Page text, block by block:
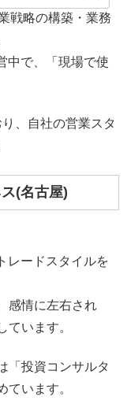
戦略の構築・業務
中で、「現場で使
、自社の営業スタ
(名古屋)
レードスタイルを
感情に左右され
います。
「投資コンサルタ
ています。